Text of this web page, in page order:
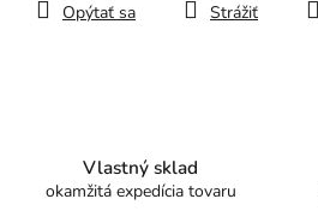
Opýtať sa Strážiť
Vlastný sklad
okamžitá expedícia tovaru